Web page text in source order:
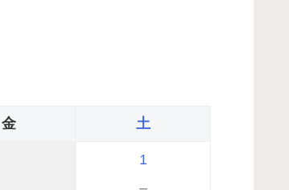
金 土
1